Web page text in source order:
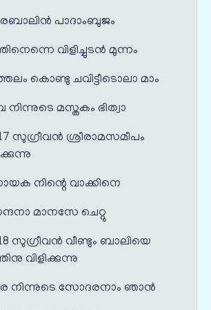
പാദാംബുജം
വിളിച്ചുടന്‍ മുന്നം
കൊണ്ടു ചവിട്ടീടൊലാ മാം
നിന്നുടെ മസ്തകം ഭിത്വാ
സുഗ്രീവൻ ശ്രീരാമസമീപം
നിന്റെ വാക്കിനെ
മാനസേ ചെറ്റു
സുഗ്രീവൻ വീണ്ടും ബാലിയെ
വിളിക്കുന്നു
നിന്നുടെ സോദരനാം ഞാൻ